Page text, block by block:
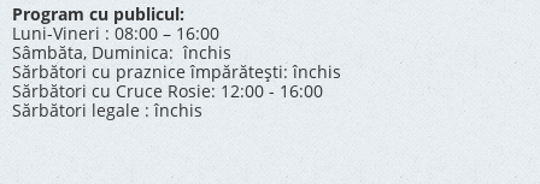
Program cu publicul:
Luni-Vineri : 08:00 – 16:00
Sâmbăta, Duminica: închis
Sărbători cu praznice împărătești: închis
Sărbători cu Cruce Rosie: 12:00 - 16:00
Sărbători legale : închis